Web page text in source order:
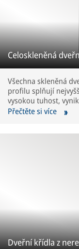
Celoskleněná
Všechna skleněná
profilu splňují
vysokou tuhost,
Přečtěte si více
Dveřní křídla z